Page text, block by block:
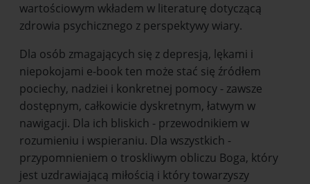
wartościowym wkładem w literaturę dotyczącą
zdrowia psychicznego z perspektywy wiary.
Dla osób zmagających się z depresją, lękami i
niepokojami e-book ten może stać się źródłem
pociechy, nadziei i konkretnej pomocy - zawsze
dostępnym, całkowicie dyskretnym, łatwym w
nawigacji. Dla ich bliskich - przewodnikiem w
rozumieniu i wspieraniu. Dla wszystkich -
przypomnieniem o troskliwym obliczu Boga, który
jest uzdrawiającą miłością i który towarzyszy